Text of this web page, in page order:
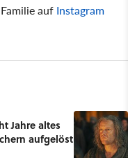
auf Instagram
Jahre altes
aufgelöst